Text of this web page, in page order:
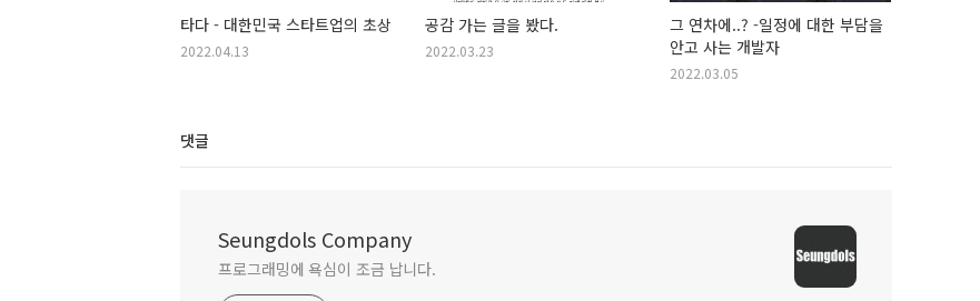
타다 - 대한민국 스타트업의 초상
2022.04.13
공감 가는 글을 봤다.
2022.03.23
그 연차에..? -일정에 대한 부담을
안고 사는 개발자
2022.03.05
댓글
Seungdols Company
프로그래밍에 욕심이 조금 납니다.